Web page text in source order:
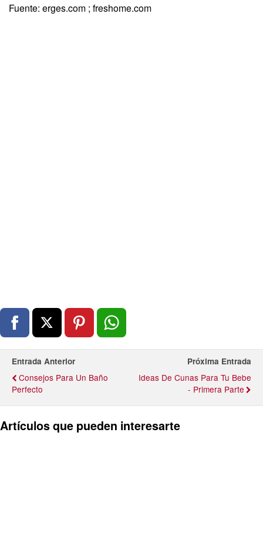
Fuente: erges.com ; freshome.com
Entrada Anterior
Consejos Para Un Baño
Perfecto
Próxima Entrada
Ideas De Cunas Para Tu Bebe
- Primera Parte
Artículos que pueden interesarte